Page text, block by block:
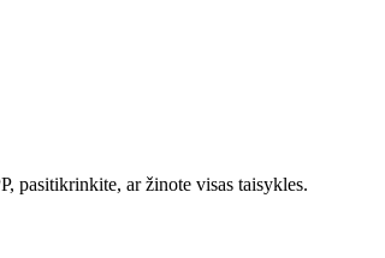
pasitikrinkite, ar žinote visas taisykles.